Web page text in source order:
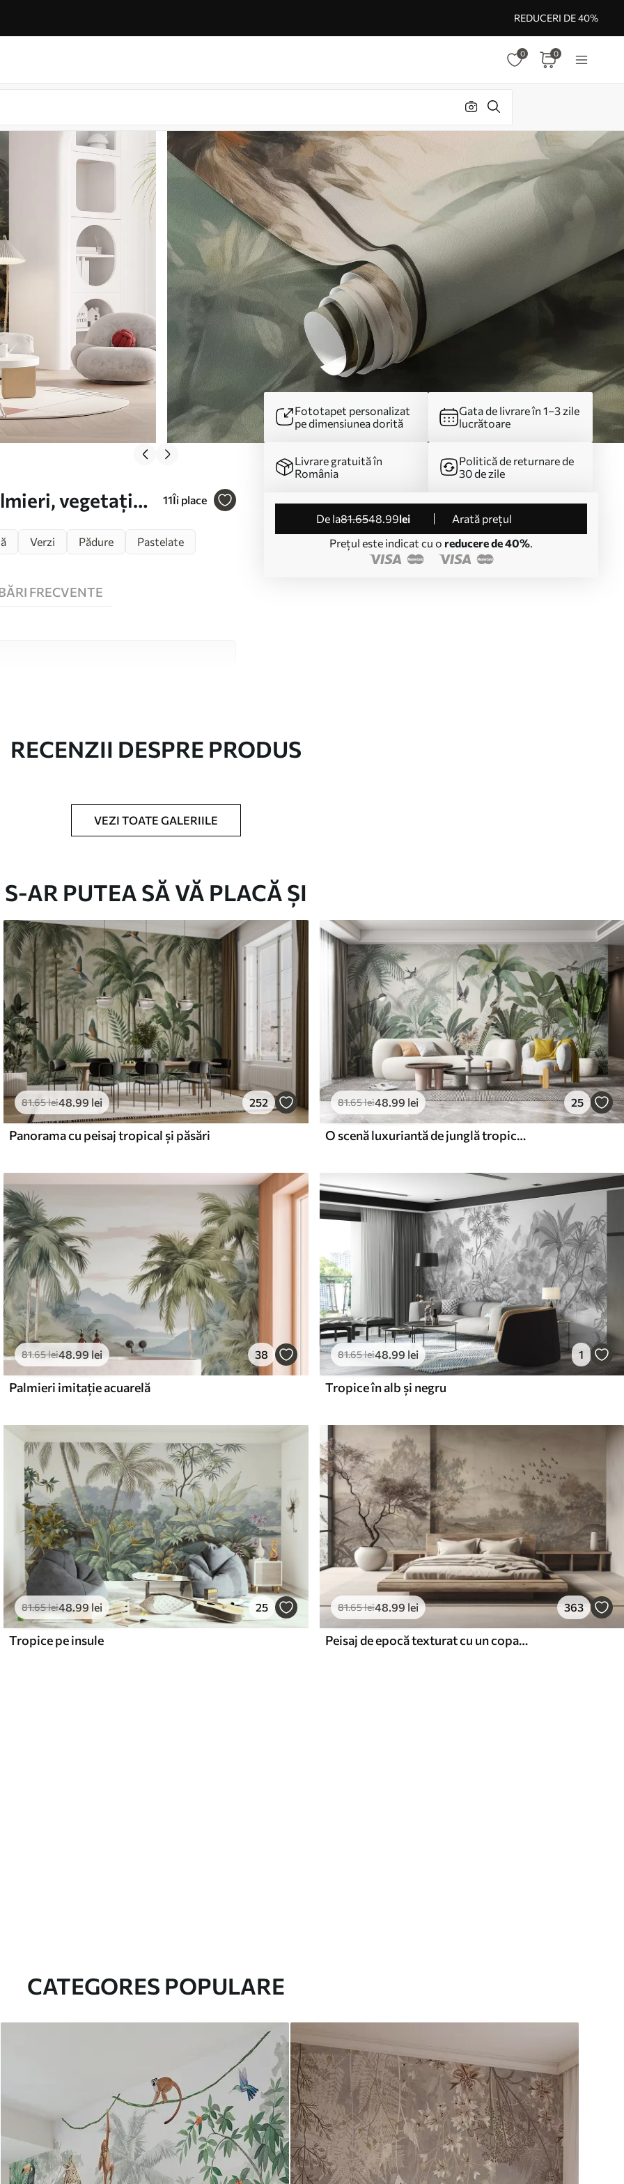
REDUCERI DE 40%
0 0
vegetație
11Îi place
Fototapet personalizat
pe dimensiunea dorită
Gata de livrare în 1–3 zile
lucrătoare
Livrare gratuită în
România
Politică de returnare de
30 de zile
de la81.6548.99lei
Arată prețul
Prețul este indicat cu o reducere de 40%.
Verzi Pădure Pastelate
FRECVENTE
role de până la 50 cm lățime.
moale. Fototapetul cu strat de lac
.02132.01 lei/m²
and Stick
.00 180.00lei/m²
RECENZII DESPRE PRODUS
VEZI TOATE GALERIILE
S-AR PUTEA SĂ VĂ PLACĂ ȘI
81.65lei48 .99 lei 252
Panorama cu peisaj tropical și păsări
81.65lei48 .99 lei 25
O scenă luxuriantă de junglă tropicală cu diferiți palmieri, frunze mari și flori colorate în prim plan
81.65lei48.99 lei 38
Palmieri imitație acuarelă
81.65lei48.99 lei 1
Tropice în alb și negru
81.65lei48.99 lei 25
Tropice pe insule
81.65lei48 .99 lei 363
Peisaj de epocă texturat cu un copac lângă râu și un cer înnorat, arta naturii în tonuri sepia
CATEGORES POPULARE